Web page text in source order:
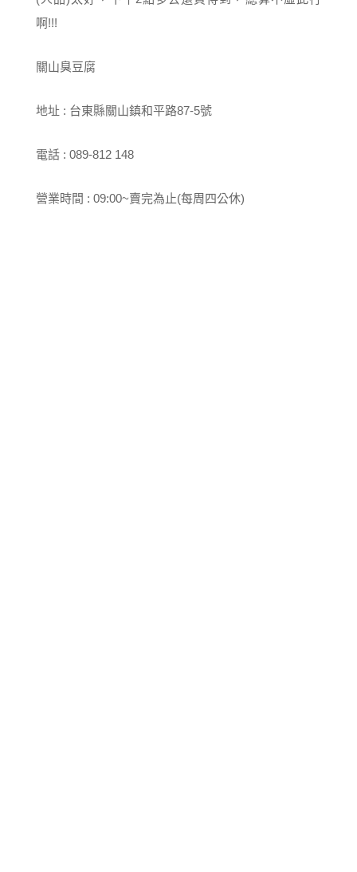
啊!!!
關山臭豆腐
地址 : 台東縣關山鎮和平路87-5號
電話 : 089-812 148
營業時間 : 09:00~賣完為止(每周四公休)